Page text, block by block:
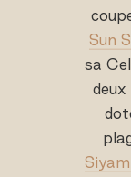
Sun
sa